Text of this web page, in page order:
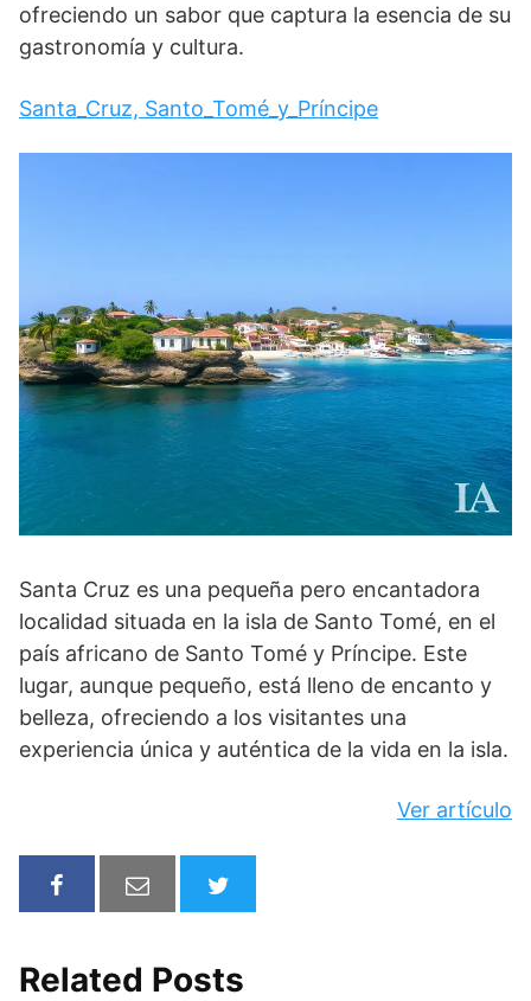
ofreciendo un sabor que captura la esencia de su
gastronomía y cultura.
Santa_Cruz, Santo_Tomé_y_Príncipe
Santa Cruz es una pequeña pero encantadora
localidad situada en la isla de Santo Tomé, en el
país africano de Santo Tomé y Príncipe. Este
lugar, aunque pequeño, está lleno de encanto y
belleza, ofreciendo a los visitantes una
experiencia única y auténtica de la vida en la isla.
Ver artículo
Related Posts